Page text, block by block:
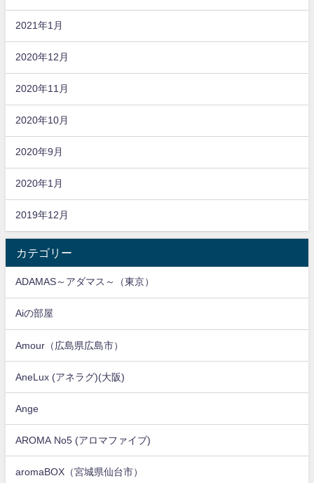
2021年1月
2020年12月
2020年11月
2020年10月
2020年9月
2020年1月
2019年12月
カテゴリー
ADAMAS～アダマス～（東京）
Aiの部屋
Amour（広島県広島市）
AneLux (アネラグ)(大阪)
Ange
AROMA No5 (アロマファイブ)
aromaBOX（宮城県仙台市）